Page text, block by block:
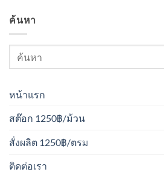
ค้นหา
หน้าแรก
สต๊อก 1250฿/ม้วน
สั่งผลิต 1250฿/ตรม
ติดต่อเรา